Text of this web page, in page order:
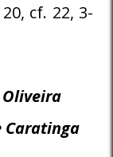
cf. 22, 3-
Oliveira
Caratinga